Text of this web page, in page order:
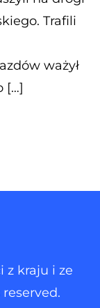
Trafili
ważył
[…]
z kraju i ze